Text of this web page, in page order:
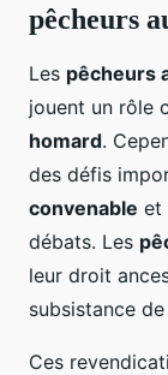
pêcheurs
Les pêcheurs
jouent un rôle
homard.
des défis
convenable et
débats. Les
leur droit
subsistance
Ces